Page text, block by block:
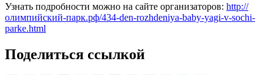
Узнать подробности можно на сайте организаторов: http://
олимпийский-парк.рф/434-den-rozhdeniya-baby-yagi-v-sochi-
parke.html
Поделиться ссылкой